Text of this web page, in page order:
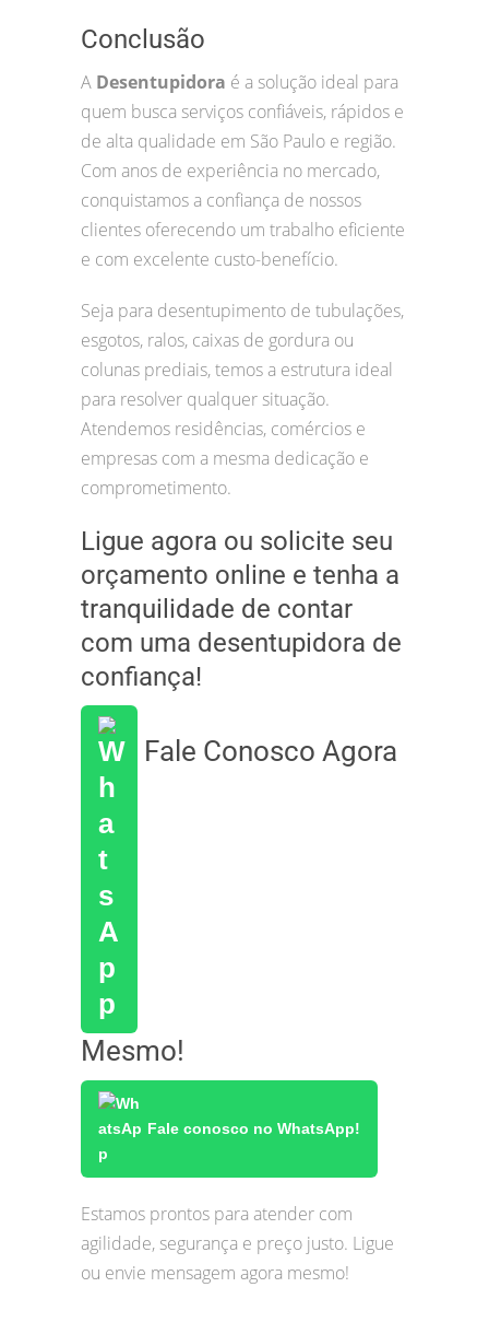
Conclusão
A Desentupidora é a solução ideal para
quem busca serviços confiáveis, rápidos e
de alta qualidade em São Paulo e região.
Com anos de experiência no mercado,
conquistamos a confiança de nossos
clientes oferecendo um trabalho eficiente
e com excelente custo-benefício.
Seja para desentupimento de tubulações,
esgotos, ralos, caixas de gordura ou
colunas prediais, temos a estrutura ideal
para resolver qualquer situação.
Atendemos residências, comércios e
empresas com a mesma dedicação e
comprometimento.
Ligue agora ou solicite seu
orçamento online e tenha a
tranquilidade de contar
com uma desentupidora de
confiança!
Fale Conosco Agora
Mesmo!
Fale conosco no WhatsApp!
Estamos prontos para atender com
agilidade, segurança e preço justo. Ligue
ou envie mensagem agora mesmo!